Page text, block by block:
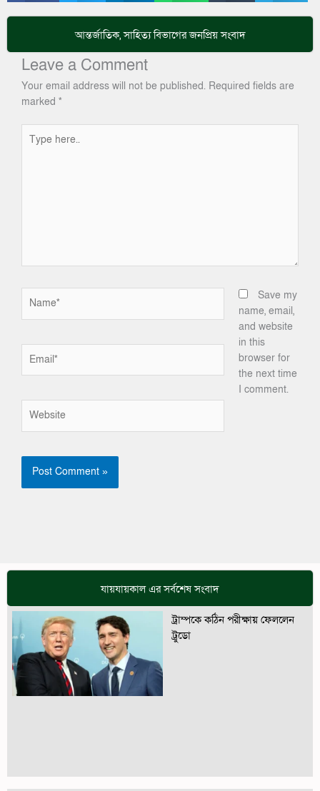
আন্তর্জাতিক,সাহিত্যবিভাগের জনপ্রিয় সংবাদ
Leave a Comment
Your email address will not be published. Required fields are
marked *
here..
Save my
name, email,
and website
in this
browser for
the next time
I comment.
যায়যায়কাল এর সর্বশেষ সংবাদ
ট্রাম্পকে কঠিন পরীক্ষায় ফেললেন
ট্রুডো